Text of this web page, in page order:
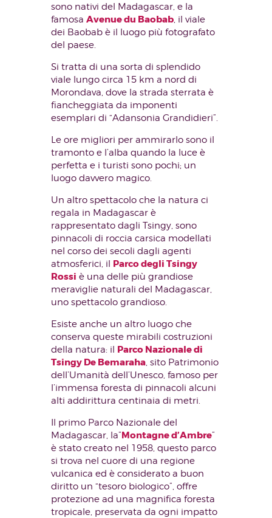
sono nativi del Madagascar, e la
famosa Avenue du Baobab , il viale
dei Baobab è il luogo più fotografato
del paese.
Si tratta di una sorta di splendido
viale lungo circa 15 km a nord di
Morondava, dove la strada sterrata è
fiancheggiata da imponenti
esemplari di “Adansonia Grandidieri”.
Le ore migliori per ammirarlo sono il
tramonto e l’alba quando la luce è
perfetta e i turisti sono pochi; un
luogo davvero magico.
Un altro spettacolo che la natura ci
regala in Madagascar è
rappresentato dagli Tsingy, sono
pinnacoli di roccia carsica modellati
nel corso dei secoli dagli agenti
atmosferici, il Parco degli Tsingy
Rossi è una delle più grandiose
meraviglie naturali del Madagascar,
uno spettacolo grandioso.
Esiste anche un altro luogo che
conserva queste mirabili costruzioni
della natura: il Parco Nazionale di
Tsingy De Bemaraha , sito Patrimonio
dell’Umanità dell’Unesco, famoso per
l’immensa foresta di pinnacoli alcuni
alti addirittura centinaia di metri.
Il primo Parco Nazionale del
Madagascar, la”Montagne d’Ambre”
è stato creato nel 1958, questo parco
si trova nel cuore di una regione
vulcanica ed è considerato a buon
diritto un “tesoro biologico”, offre
protezione ad una magnifica foresta
tropicale, preservata da ogni impatto